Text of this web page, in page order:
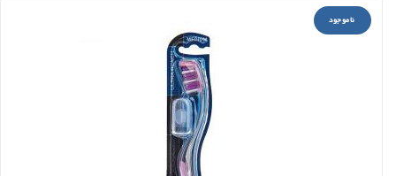
ناموجود